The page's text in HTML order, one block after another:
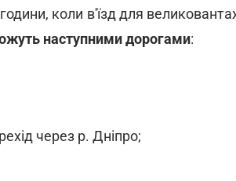
коли в'їзд для
наступними дорогами:
через р. Дніпро;